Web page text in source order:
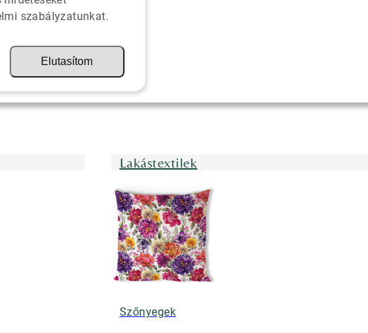
Lakástextilek
Szőnyegek
szabályzatunkat.
Elutasítom